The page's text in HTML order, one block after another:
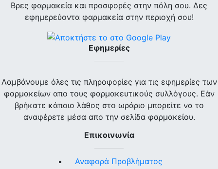
Βρες φαρμακεία και προσφορές στην πόλη σου. Δες
εφημερεύοντα φαρμακεία στην περιοχή σου!
Εφημερίες
Λαμβάνουμε όλες τις πληροφορίες για τις εφημερίες των
φαρμακείων απο τους φαρμακευτικούς συλλόγους. Εάν
βρήκατε κάποιο λάθος στο ωράριο μπορείτε να το
αναφέρετε μέσα απο την σελίδα φαρμακείου.
Επικοινωνία
Αναφορά Προβλήματος